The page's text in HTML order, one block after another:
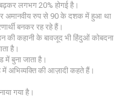
लगभग 20% होगई है।
अमानवीय रुप से 90 के दशक में हुआ था
बनकर रह रहे हैं।
की कहानी के बावजूद भी हिंदुओं कोबदना
है।
बुना जाता है।
में अभिव्यक्ति की आज़ादी कहते हैं।
गया है।